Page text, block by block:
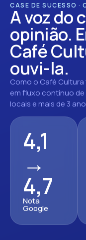
CASE DE SUCESSO ·
A voz do
opinião.
Café
ouvi-la.
Como o Café
em fluxo contínuo de
locais e mais de 3
4,1
→
4,7
Nota
Google